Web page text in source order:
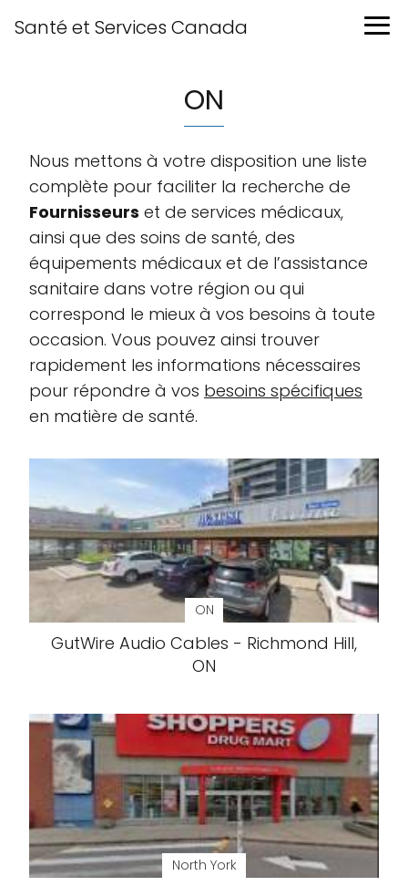
Santé et Services Canada
ON
Nous mettons à votre disposition une liste
complète pour faciliter la recherche de
Fournisseurs et de services médicaux,
ainsi que des soins de santé, des
équipements médicaux et de l’assistance
sanitaire dans votre région ou qui
correspond le mieux à vos besoins à toute
occasion. Vous pouvez ainsi trouver
rapidement les informations nécessaires
pour répondre à vos besoins spécifiques
en matière de santé.
ON
GutWire Audio Cables - Richmond Hill,
ON
North York